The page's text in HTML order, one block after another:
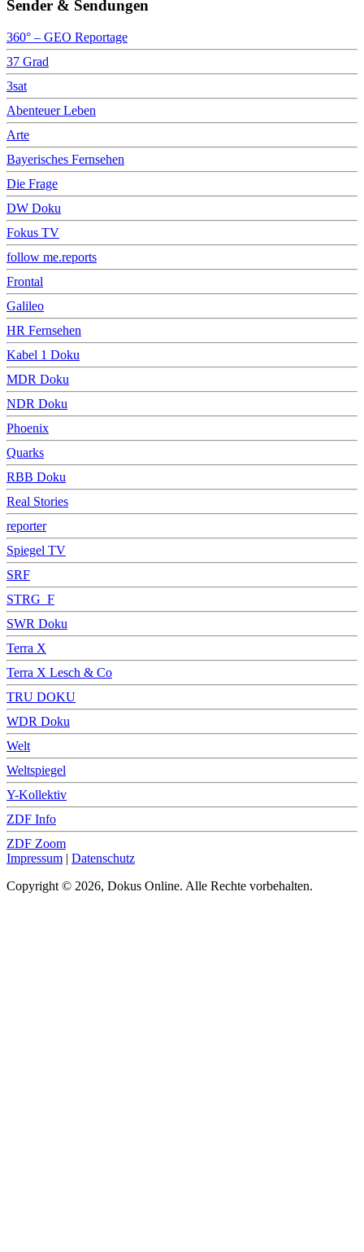
Sender & Sendungen
360° – GEO Reportage
37 Grad
3sat
Abenteuer Leben
Arte
Bayerisches Fernsehen
Die Frage
DW Doku
Fokus TV
follow me.reports
Frontal
Galileo
HR Fernsehen
Kabel 1 Doku
MDR Doku
NDR Doku
Phoenix
Quarks
RBB Doku
Real Stories
reporter
Spiegel TV
SRF
STRG_F
SWR Doku
Terra X
Terra X Lesch & Co
TRU DOKU
WDR Doku
Welt
Weltspiegel
Y-Kollektiv
ZDF Info
ZDF Zoom
Impressum | Datenschutz
Copyright © 2026, Dokus Online. Alle Rechte vorbehalten.